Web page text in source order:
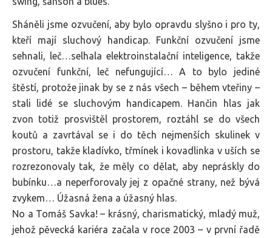
Sháněli jsme ozvučení, aby bylo opravdu slyšno i pro ty,
kteří mají sluchový handicap. Funkční ozvučení jsme
sehnali, leč…selhala elektroinstalační inteligence, takže
ozvučení funkční, leč nefungující… A to bylo jediné
štěstí, protože jinak by se z nás všech – během vteřiny –
stali lidé se sluchovým handicapem. Hančin hlas jak
zvon totiž prosvištěl prostorem, roztáhl se do všech
koutů a zavrtával se i do těch nejmenších skulinek v
prostoru, takže kladívko, třmínek i kovadlinka v uších se
rozrezonovaly tak, že měly co dělat, aby nepráskly do
bubínku…a neperforovaly jej z opačné strany, než bývá
zvykem… Úžasná žena a úžasný hlas.
No a Tomáš Savka! – krásný, charismatický, mladý muž,
jehož pěvecká kariéra začala v roce 2003 – v první řadě